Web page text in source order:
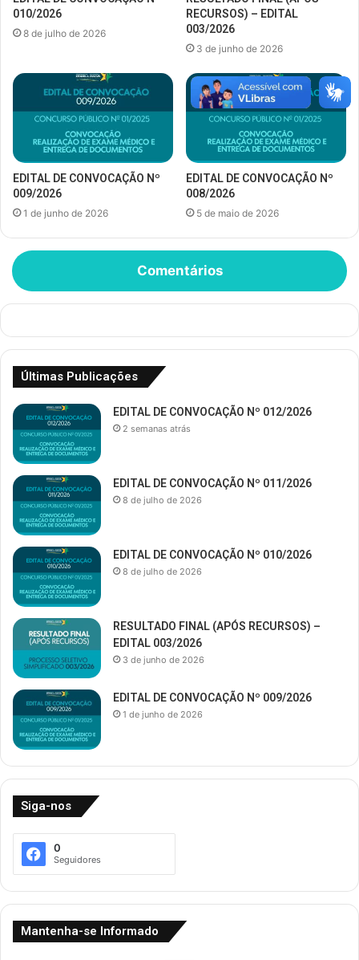
010/2026
8 de julho de 2026
RECURSOS) – EDITAL
003/2026
3 de junho de 2026
EDITAL DE CONVOCAÇÃO Nº
009/2026
1 de junho de 2026
EDITAL DE CONVOCAÇÃO Nº
008/2026
5 de maio de 2026
Comentários
Últimas Publicações
EDITAL DE CONVOCAÇÃO Nº 012/2026
2 semanas atrás
EDITAL DE CONVOCAÇÃO Nº 011/2026
8 de julho de 2026
EDITAL DE CONVOCAÇÃO Nº 010/2026
8 de julho de 2026
RESULTADO FINAL (APÓS RECURSOS) –
EDITAL 003/2026
3 de junho de 2026
EDITAL DE CONVOCAÇÃO Nº 009/2026
1 de junho de 2026
Siga-nos
0
Seguidores
Mantenha-se Informado